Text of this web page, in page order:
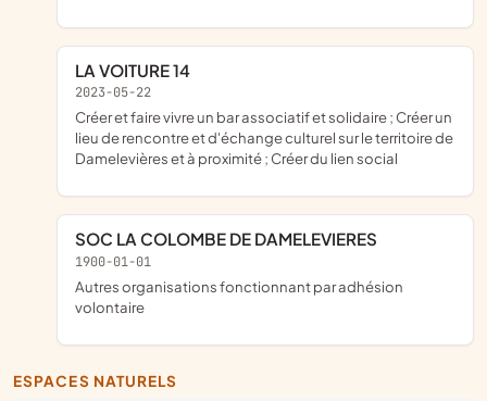
LA VOITURE 14
2023-05-22
créer et faire vivre un bar associatif et solidaire ; Créer un
lieu de rencontre et d'échange culturel sur le territoire de
Damelevières et à proximité ; Créer du lien social
SOC LA COLOMBE DE DAMELEVIERES
1900-01-01
Autres organisations fonctionnant par adhésion
volontaire
ESPACES NATURELS